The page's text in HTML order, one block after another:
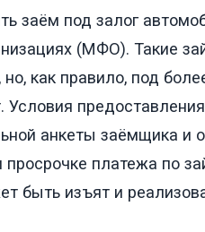
заём под залог
(МФО). Такие
как правило, под
Условия
анкеты заёмщика и
просрочке платежа по
быть изъят и